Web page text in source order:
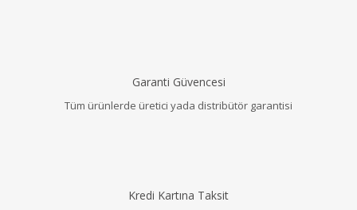
Garanti Güvencesi
Tüm ürünlerde üretici yada distribütör garantisi
Kredi Kartına Taksit